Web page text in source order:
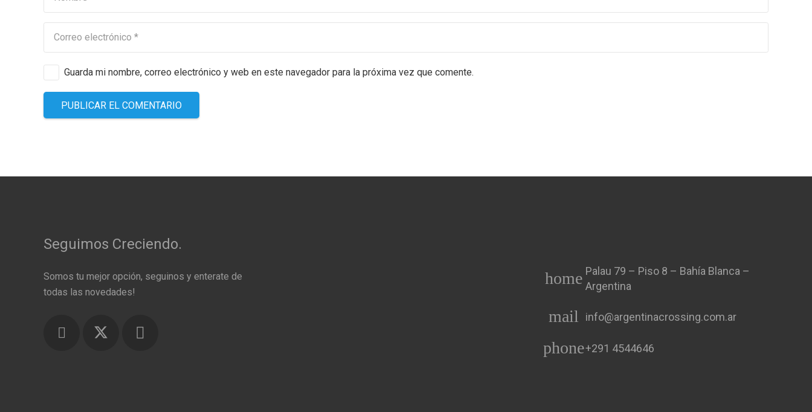
Guarda mi nombre, correo electrónico y web en este navegador para la próxima vez que comente.
PUBLICAR EL COMENTARIO
Seguimos Creciendo.
Somos tu mejor opción, seguinos y enterate de
todas las novedades!
home Palau 79 – Piso 8 – Bahía Blanca –
Argentina
mail info@argentinacrossing.com.ar
phone+291 4544646